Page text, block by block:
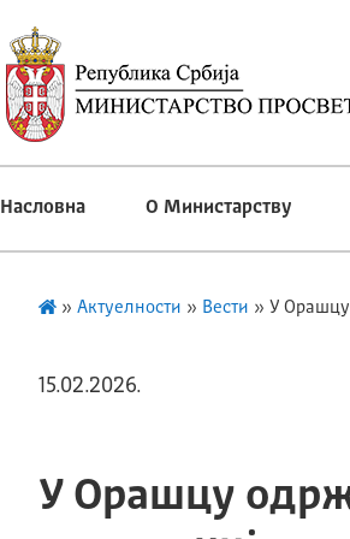
Насловна О Министарству
» Актуелности » Вести » У
15.02.2026.
У Орашцу